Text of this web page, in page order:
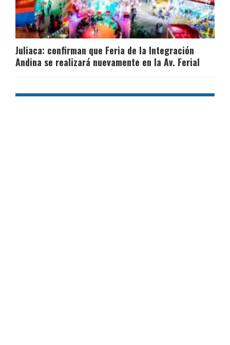
Juliaca: confirman que Feria de la Integración
Andina se realizará nuevamente en la Av. Ferial